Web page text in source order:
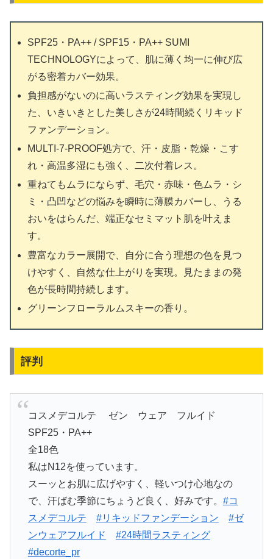
SPF25・PA++ / SPF15・PA++ SUMI
TECHNOLOGYによって、肌に薄く均一に伸び広
がる密着カバー効果。
負担感がないのに高いラスティング効果を実現し
た、いきいきとした美しさが24時間続くリキッド
ファンデーション。
MULTI-7-PROOF処方で、汗・皮脂・乾燥・こす
れ・高温多湿にも強く、二次付着レス。
重ねてもムラにならず、毛穴・赤味・色ムラ・シ
ミ・凸凹などの悩みを瞬時に薄膜カバーし、うる
おいをはらんだ、端正なセミマット肌を叶えま
す。
豊富なカラー展開で、自分に合う理想の色を見つ
けやすく、自然な仕上がりを実現。見たままの発
色が長時間持続します。
グリーンフローラルムスキーの香り。
評判
コスメデコルテ ゼン ウェア フルイド
SPF25・PA++
全18色
私はN12を使っています。
スーッとお肌に広げやすく、軽いつけ心地なの
で、汗ばむ季節にちょうど良く、好みです。 #コ
スメデコルテ
#リキッドファンデーション
#ゼ
ンウェアフルイド
#24時間ラスティング
#decorte_pr